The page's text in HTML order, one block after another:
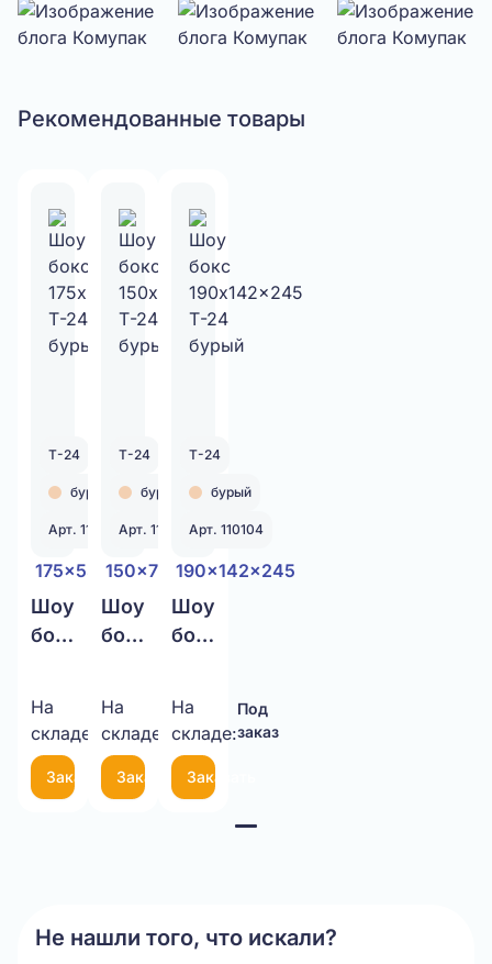
Рекомендованные товары
Т-24
бурый
Арт. 110101
175x55x175
Шоу
бокс
бурый
На
складе:
Под
заказ
Заказать
Т-24
бурый
Арт. 110103
150x70x310
Шоу
бокс
бурый
На
складе:
Под
заказ
Заказать
Т-24
бурый
Арт. 110104
190x142x245
Шоу
бокс
бурый
На
складе:
Под
заказ
Заказать
Не нашли того, что искали?